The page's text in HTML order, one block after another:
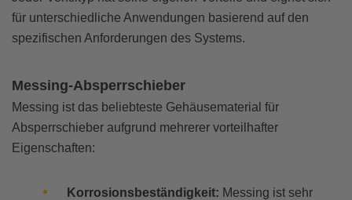
für unterschiedliche Anwendungen basierend auf den
spezifischen Anforderungen des Systems.
Messing-Absperrschieber
Messing ist das beliebteste Gehäusematerial für
Absperrschieber aufgrund mehrerer vorteilhafter
Eigenschaften:
Korrosionsbeständigkeit: Messing ist sehr